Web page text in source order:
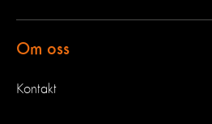
Om oss
Kontakt